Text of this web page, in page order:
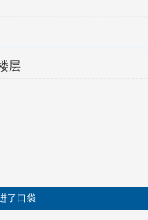
层
了口袋.